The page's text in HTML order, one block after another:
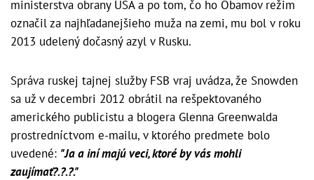
ministerstva obrany USA a po tom, čo ho Obamov režim
označil za najhľadanejšieho muža na zemi, mu bol v roku
2013 udelený dočasný azyl v Rusku.
Správa ruskej tajnej služby FSB vraj uvádza, že Snowden
sa už v decembri 2012 obrátil na rešpektovaného
amerického publicistu a blogera Glenna Greenwalda
prostredníctvom e-mailu, v ktorého predmete bolo
uvedené: "Ja a iní majú veci, ktoré by vás mohli
zaujímať?.?.?."